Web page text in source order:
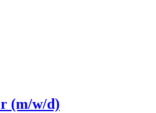
(m/w/d)